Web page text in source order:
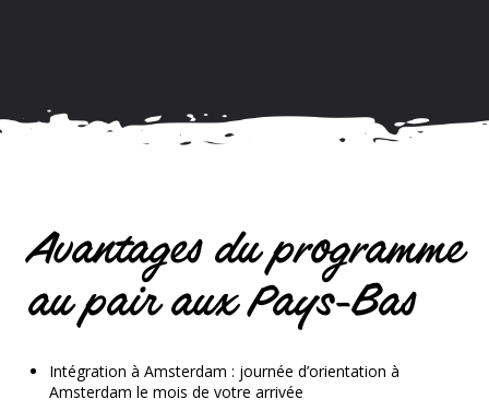
Avantages du programme
au pair aux Pays-Bas
Intégration à Amsterdam : journée d’orientation à
Amsterdam le mois de votre arrivée